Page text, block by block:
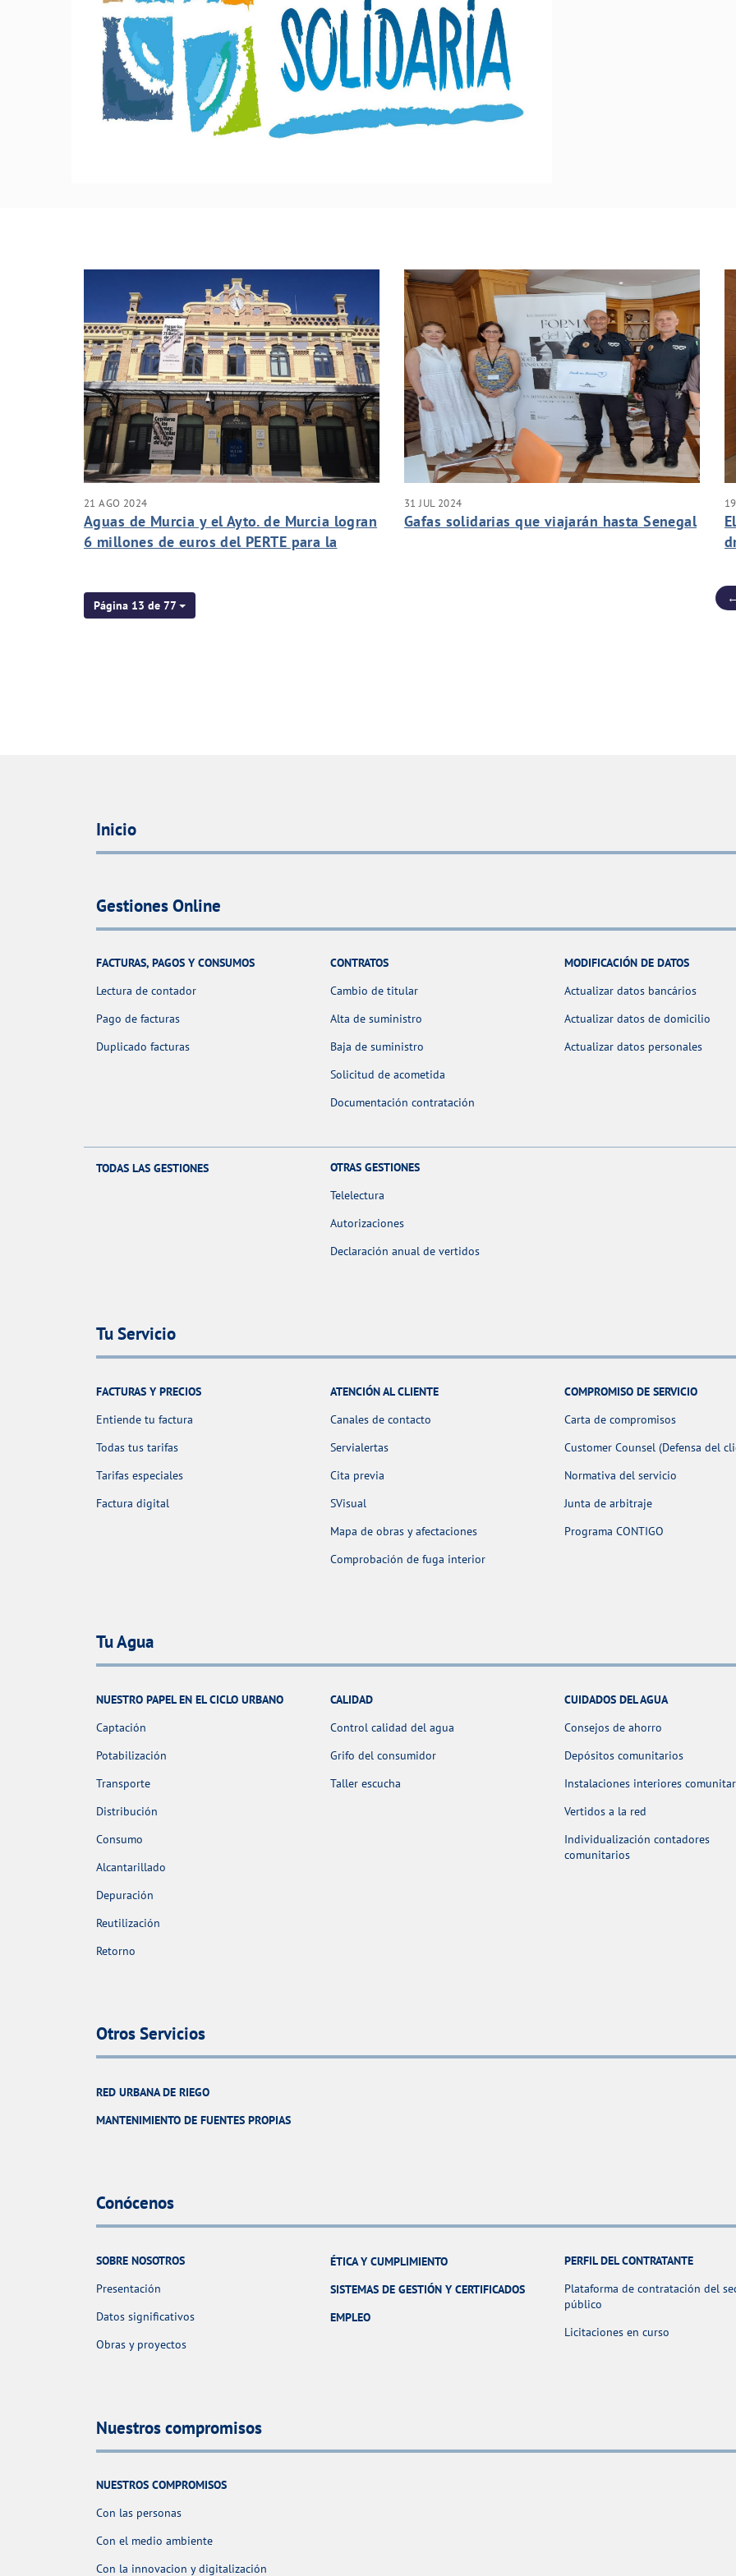
21 AGO 2024
Aguas de Murcia y el Ayto. de Murcia logran
6 millones de euros del PERTE para la
31 JUL 2024
Gafas solidarias que viajarán hasta Senegal
Página 13 de 77
Inicio
Gestiones Online
FACTURAS, PAGOS Y CONSUMOS
Lectura de contador
Pago de facturas
Duplicado facturas
CONTRATOS
Cambio de titular
Alta de suministro
Baja de suministro
Solicitud de acometida
Documentación contratación
MODIFICACIÓN DE DATOS
Actualizar datos bancários
Actualizar datos de domicilio
Actualizar datos personales
TODAS LAS GESTIONES
OTRAS GESTIONES
Telelectura
Autorizaciones
Declaración anual de vertidos
Tu Servicio
FACTURAS Y PRECIOS
Entiende tu factura
Todas tus tarifas
Tarifas especiales
Factura digital
ATENCIÓN AL CLIENTE
Canales de contacto
Servialertas
Cita previa
SVisual
Mapa de obras y afectaciones
Comprobación de fuga interior
COMPROMISO DE SERVICIO
Carta de compromisos
Customer Counsel (Defensa del
Normativa del servicio
Junta de arbitraje
Programa CONTIGO
Tu Agua
NUESTRO PAPEL EN EL CICLO URBANO
Captación
Potabilización
Transporte
Distribución
Consumo
Alcantarillado
Depuración
Reutilización
Retorno
CALIDAD
Control calidad del agua
Grifo del consumidor
Taller escucha
CUIDADOS DEL AGUA
Consejos de ahorro
Depósitos comunitarios
Instalaciones interiores
Vertidos a la red
Individualización contadores
comunitarios
Otros Servicios
RED URBANA DE RIEGO
MANTENIMIENTO DE FUENTES PROPIAS
Conócenos
SOBRE NOSOTROS
Presentación
Datos significativos
Obras y proyectos
ÉTICA Y CUMPLIMIENTO
SISTEMAS DE GESTIÓN Y CERTIFICADOS
EMPLEO
PERFIL DEL CONTRATANTE
Plataforma de contratación del
público
Licitaciones en curso
Nuestros compromisos
NUESTROS COMPROMISOS
Con las personas
Con el medio ambiente
Con la innovacion y digitalización